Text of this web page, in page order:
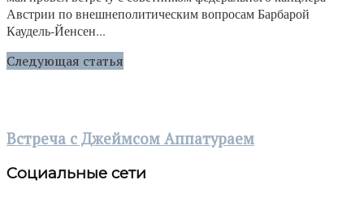
Австрии по внешнеполитическим вопросам Барбарой
Каудель-Йенсен...
Следующая статья
Встреча с Джеймсом Аппатураем
Социальные сети